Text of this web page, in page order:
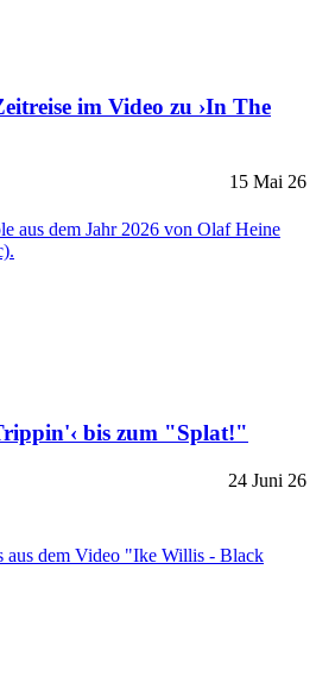
im Video zu ›In The
15 Mai 26
bis zum "Splat!"
24 Juni 26